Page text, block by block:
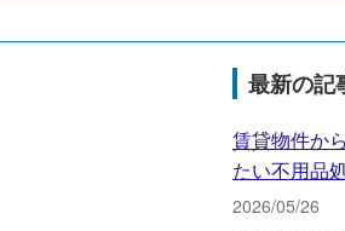
最新の記
賃貸物件か
たい不用品
2026/05/26